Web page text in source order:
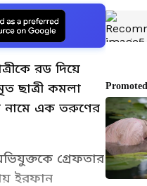
রড দিয়ে
ছাত্রী কমলা
নামে এক তরুণের
গ্রেফতার
ইরফান